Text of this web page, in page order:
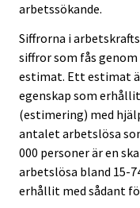
arbetssökande.
Siffrorna i
siffror som fås genom
estimat. Ett estimat
egenskap som
(estimering) med
antalet arbetslösa
000 personer är en
arbetslösa bland 15-
erhållit med sådant